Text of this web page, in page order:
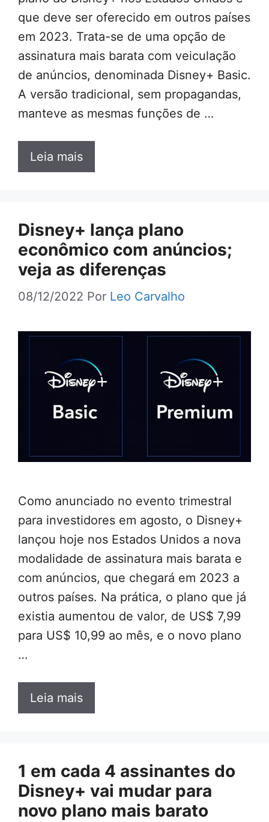
que deve ser oferecido em outros países
em 2023. Trata-se de uma opção de
assinatura mais barata com veiculação
de anúncios, denominada Disney+ Basic.
A versão tradicional, sem propagandas,
manteve as mesmas funções de …
Leia mais
Disney+ lança plano
econômico com anúncios;
veja as diferenças
08/12/2022 Por Leo Carvalho
Como anunciado no evento trimestral
para investidores em agosto, o Disney+
lançou hoje nos Estados Unidos a nova
modalidade de assinatura mais barata e
com anúncios, que chegará em 2023 a
outros países. Na prática, o plano que já
existia aumentou de valor, de US$ 7,99
para US$ 10,99 ao mês, e o novo plano
…
Leia mais
1 em cada 4 assinantes do
Disney+ vai mudar para
novo plano mais barato